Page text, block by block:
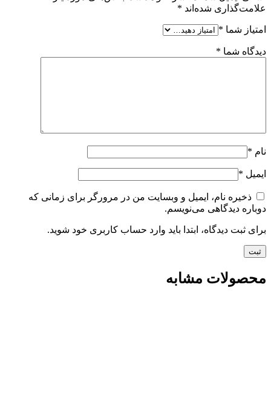
علامت‌گذاری شده‌اند *
امتیاز شما *
دیدگاه شما *
نام *
ایمیل *
ذخیره نام، ایمیل و وبسایت من در مرورگر برای زمانی که
دوباره دیدگاهی می‌نویسم.
برای ثبت دیدگاه، ابتدا باید وارد حساب کاربری خود شوید.
محصولات مشابه